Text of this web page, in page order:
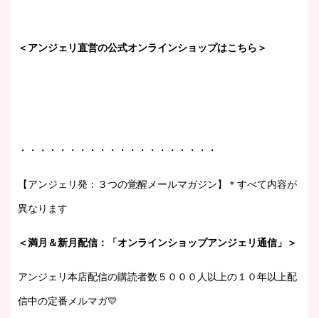
＜アンジェリ直営の公式オンラインショップはこちら＞
・・・・・・・・・・・・・・・・・・・・
【アンジェリ発：３つの覚醒メールマガジン】＊すべて内容が
異なります
＜満月＆新月配信：「オンラインショップアンジェリ通信」＞
アンジェリ本店配信の購読者数５０００人以上の１０年以上配
信中の定番メルマガ💛